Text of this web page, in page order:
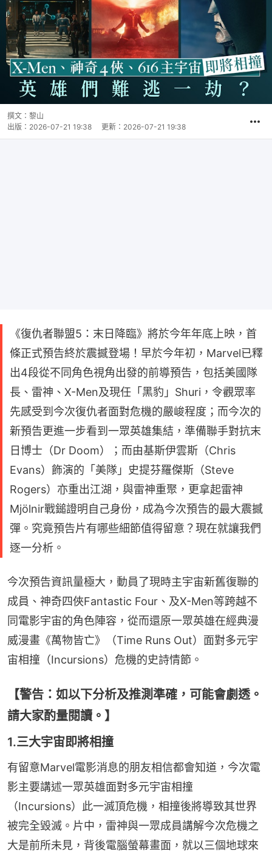
撰文： 黎山
出版： 2026-07-21 19:38 更新： 2026-07-21 19:38
《復仇者聯盟5：末日降臨》將於今年年底上映，首
條正式預告終於震撼登場！早於今年初，Marvel已釋
出4段從不同角色視角出發的前導預告，包括美國隊
長、雷神、X-Men及現任「黑豹」Shuri，令觀眾率
先感受到今次復仇者面對危機的嚴峻程度；而今次的
新預告更進一步看到一眾英雄集結，準備聯手對抗末
日博士（Dr Doom）；而由基斯伊雲斯（Chris
Evans）飾演的「美隊」史提芬羅傑斯（Steve
Rogers）亦重出江湖，與雷神重聚，更拿起雷神
Mjölnir戰鎚證明自己身份，成為今次預告的最大震撼
彈。究竟預告片有哪些細節值得留意？現在就讓我們
逐一分析。
今次預告資訊量極大，動員了現時主宇宙新舊復聯的
成員、神奇四俠Fantastic Four、及X-Men等跨越不
同電影宇宙的角色陣容，從而還原一眾英雄在經典漫
威漫畫《萬物皆亡》（Time Runs Out）面對多元宇
宙相撞（Incursions）危機的史詩情節。
【警告：如以下分析及推測準確，可能會劇透。
請大家酌量閱讀。】
1.三大宇宙即將相撞
有留意Marvel電影消息的朋友相信都會知道，今次電
影主要講述一眾英雄面對多元宇宙相撞
（Incursions）此一滅頂危機，相撞後將導致其世界
被完全毀滅。片中，雷神與一眾成員講解今次危機之
大是前所未見，背後電腦螢幕畫面，就以三個地球來